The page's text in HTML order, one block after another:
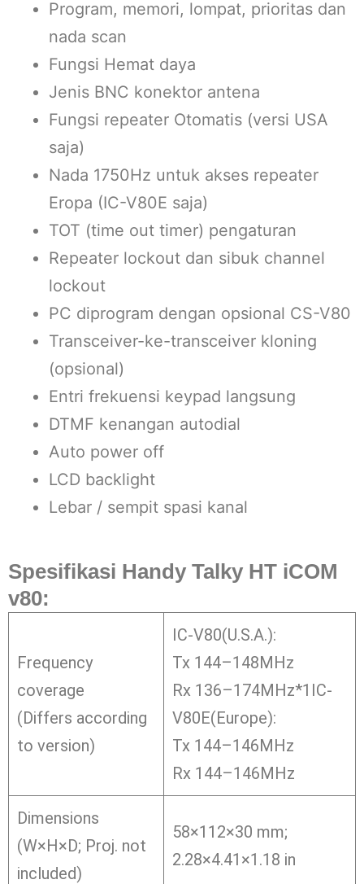
Program, memori, lompat, prioritas dan
nada scan
Fungsi Hemat daya
Jenis BNC konektor antena
Fungsi repeater Otomatis (versi USA
saja)
Nada 1750Hz untuk akses repeater
Eropa (IC-V80E saja)
TOT (time out timer) pengaturan
Repeater lockout dan sibuk channel
lockout
PC diprogram dengan opsional CS-V80
Transceiver-ke-transceiver kloning
(opsional)
Entri frekuensi keypad langsung
DTMF kenangan autodial
Auto power off
LCD backlight
Lebar / sempit spasi kanal
Spesifikasi Handy Talky HT iCOM
v80:
Frequency
coverage
(Differs according
to version)
IC-V80(U.S.A.):
Tx 144–148MHz
Rx 136–174MHz*1IC-
V80E(Europe):
Tx 144–146MHz
Rx 144–146MHz
Dimensions
(W×H×D; Proj. not
included)
58×112×30 mm;
2.28×4.41×1.18 in